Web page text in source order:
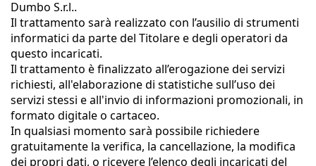
Dumbo S.r.l..
Il trattamento sarà realizzato con l’ausilio di strumenti
informatici da parte del Titolare e degli operatori da
questo incaricati.
Il trattamento è finalizzato all’erogazione dei servizi
richiesti, all'elaborazione di statistiche sull’uso dei
servizi stessi e all'invio di informazioni promozionali, in
formato digitale o cartaceo.
In qualsiasi momento sarà possibile richiedere
gratuitamente la verifica, la cancellazione, la modifica
dei propri dati, o ricevere l’elenco degli incaricati del